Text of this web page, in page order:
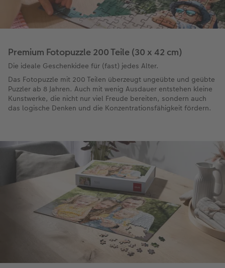
Premium Fotopuzzle 200 Teile (30 x 42 cm)
Die ideale Geschenkidee für (fast) jedes Alter.
Das Fotopuzzle mit 200 Teilen überzeugt ungeübte und geübte
Puzzler ab 8 Jahren. Auch mit wenig Ausdauer entstehen kleine
Kunstwerke, die nicht nur viel Freude bereiten, sondern auch
das logische Denken und die Konzentrationsfähigkeit fördern.